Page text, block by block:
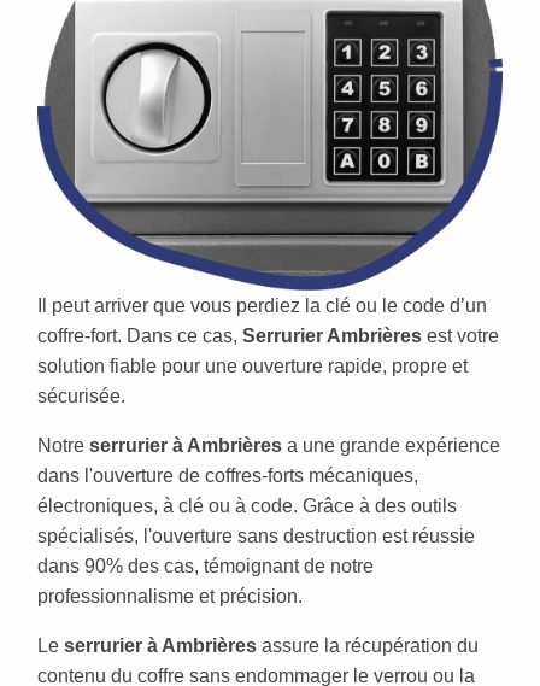
Il peut arriver que vous perdiez la clé ou le code d’un
coffre-fort. Dans ce cas, Serrurier Ambrières est votre
solution fiable pour une ouverture rapide, propre et
sécurisée.
Notre serrurier à Ambrières a une grande expérience
dans l'ouverture de coffres-forts mécaniques,
électroniques, à clé ou à code. Grâce à des outils
spécialisés, l'ouverture sans destruction est réussie
dans 90% des cas, témoignant de notre
professionnalisme et précision.
Le serrurier à Ambrières assure la récupération du
contenu du coffre sans endommager le verrou ou la